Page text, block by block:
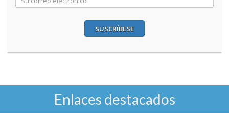
SUSCRÍBESE
Enlaces destacados